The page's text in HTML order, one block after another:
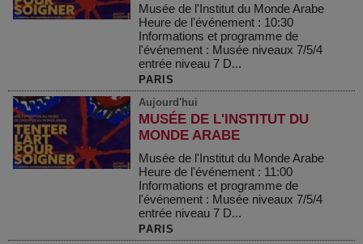
Musée de l'Institut du Monde Arabe
Heure de l'événement : 10:30
Informations et programme de
l'événement : Musée niveaux 7/5/4
entrée niveau 7 D...
PARIS
Aujourd'hui
MUSÉE DE L'INSTITUT DU
MONDE ARABE
Musée de l'Institut du Monde Arabe
Heure de l'événement : 11:00
Informations et programme de
l'événement : Musée niveaux 7/5/4
entrée niveau 7 D...
PARIS